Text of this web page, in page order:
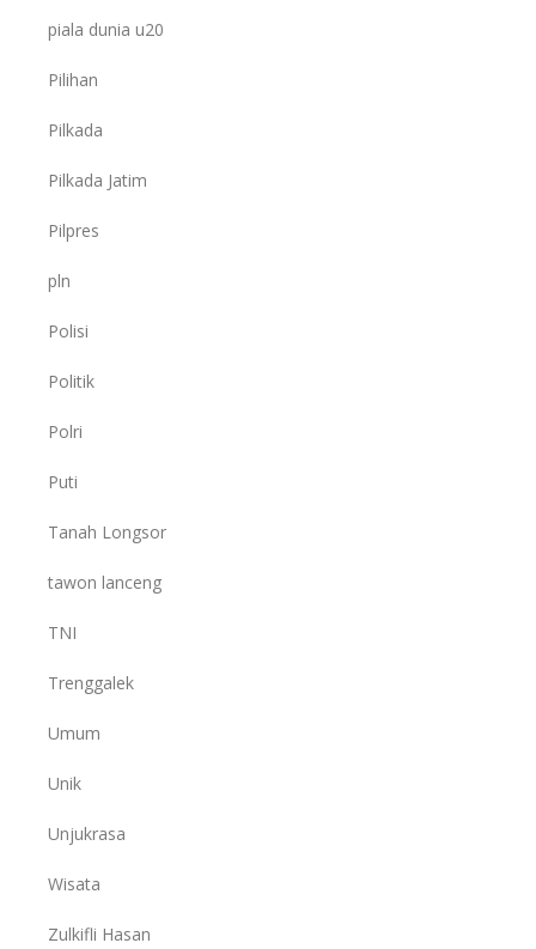
piala dunia u20
Pilihan
Pilkada
Pilkada Jatim
Pilpres
pln
Polisi
Politik
Polri
Puti
Tanah Longsor
tawon lanceng
TNI
Trenggalek
Umum
Unik
Unjukrasa
Wisata
Zulkifli Hasan